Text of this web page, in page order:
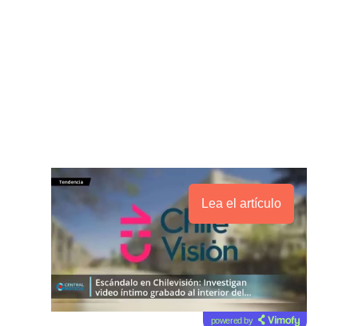
Lea el artículo
powered by